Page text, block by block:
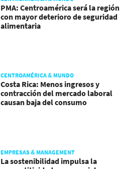
PMA: Centroamérica será la región
con mayor deterioro de seguridad
alimentaria
CENTROAMÉRICA & MUNDO
Costa Rica: Menos ingresos y
contracción del mercado laboral
causan baja del consumo
EMPRESAS & MANAGEMENT
La sostenibilidad impulsa la